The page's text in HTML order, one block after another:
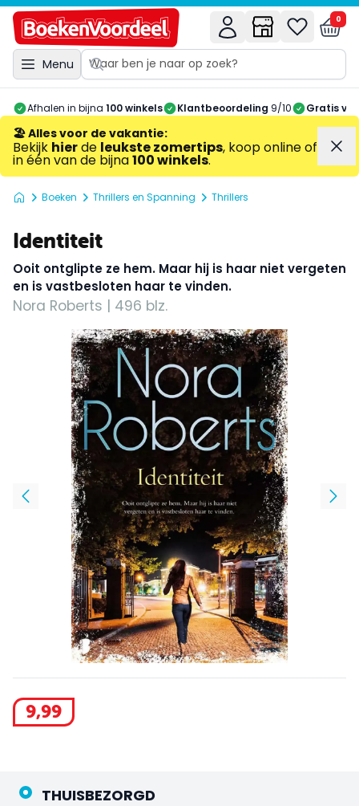
Menu
0
Afhalen in bijna 100 winkels Klantbeoordeling 9/10 Gratis
🏖️ Alles voor de vakantie:
Bekijk hierde leukste zomertips, koop online of
in één van de bijna100 winkels.
Boeken Thrillers en Spanning Thrillers
Identiteit
Ooit ontglipte ze hem. Maar hij is haar niet vergeten
en is vastbesloten haar te vinden.
Nora Roberts | 496 blz.
9,99
THUISBEZORGD